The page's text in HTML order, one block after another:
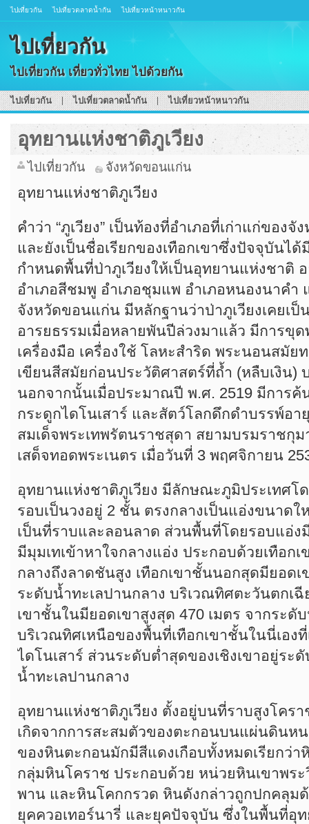
ไปเที่ยวกัน ไปเที่ยวตลาดน้ำกัน ไปเที่ยวหน้าหนาวกัน
ไปเที่ยวกัน
ไปเที่ยวกัน เที่ยวทั่วไทย ไปด้วยกัน
ไปเที่ยวกัน ไปเที่ยวตลาดน้ำกัน ไปเที่ยวหน้าหนาวกัน
อุทยานแห่งชาติภูเวียง
ไปเที่ยวกัน จังหวัดขอนแก่น
อุทยานแห่งชาติภูเวียง
คำว่า “ภูเวียง” เป็นท้องที่อำเภอที่เก่าแก่ของ
และยังเป็นชื่อเรียกของเทือกเขาซึ่งปัจจุบันไ
กำหนดพื้นที่ป่าภูเวียงให้เป็นอุทยานแห่งชาติ อ
อำเภอสีชมพู อำเภอชุมแพ อำเภอหนองนาคำ แ
จังหวัดขอนแก่น มีหลักฐานว่าป่าภูเวียงเคยเ
อารยธรรมเมื่อหลายพันปีล่วงมาแล้ว มีการขุ
เครื่องมือ เครื่องใช้ โลหะสำริด พระนอนสมัย
เขียนสีสมัยก่อนประวัติศาสตร์ที่ถ้ำ (หลืบเงิน)
นอกจากนั้นเมื่อประมาณปี พ.ศ. 2519 มีการค้
กระดูกไดโนเสาร์ และสัตว์โลกดึกดำบรรพ์อา
สมเด็จพระเทพรัตนราชสุดา สยามบรมราชกุ
เสด็จทอดพระเนตร เมื่อวันที่ 3 พฤศจิกายน
อุทยานแห่งชาติภูเวียง มีลักษณะภูมิประเทศโ
รอบเป็นวงอยู่ 2 ชั้น ตรงกลางเป็นแอ่งขนาด
เป็นที่ราบและลอนลาด ส่วนพื้นที่โดยรอบแอ่ง
มีมุมเทเข้าหาใจกลางแอ่ง ประกอบด้วยเทือก
กลางถึงลาดชันสูง เทือกเขาชั้นนอกสุดมียอดเ
ระดับน้ำทะเลปานกลาง บริเวณทิศตะวันตกเ
เขาชั้นในมียอดเขาสูงสุด 470 เมตร จากระดั
บริเวณทิศเหนือของพื้นที่เทือกเขาชั้นในนี่เอง
ไดโนเสาร์ ส่วนระดับต่ำสุดของเชิงเขาอยู่ระ
น้ำทะเลปานกลาง
อุทยานแห่งชาติภูเวียง ตั้งอยู่บนที่ราบสูงโค
เกิดจากการสะสมตัวของตะกอนบนแผ่นดินหน
ของหินตะกอนมักมีสีแดงเกือบทั้งหมดเรียกว่
กลุ่มหินโคราช ประกอบด้วย หน่วยหินเขาพร
พาน และหินโคกกรวด หินดังกล่าวถูกปกคลุม
ยุคควอเทอร์นารี่ และยุคปัจจุบัน ซึ่งในพื้นที่อุ